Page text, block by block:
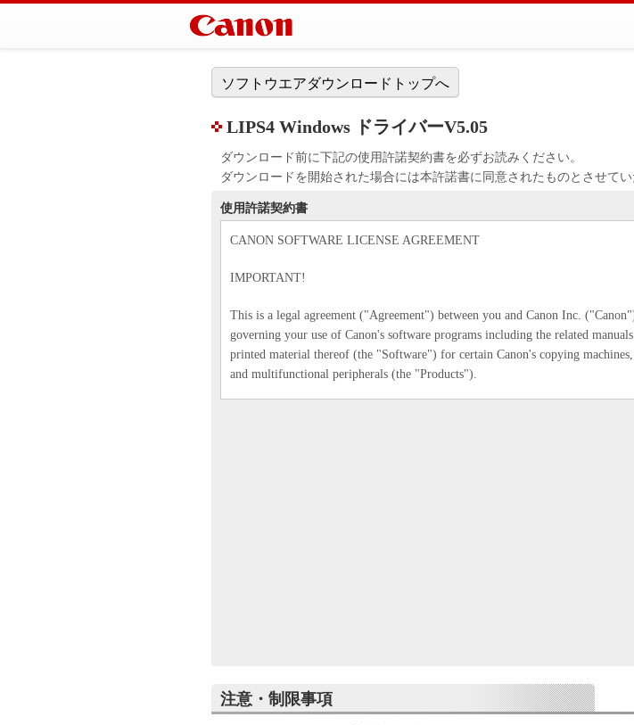
ソフトウエアダウンロードトップへ
LIPS4 Windows ドライバーV5.05
ダウンロード前に下記の使用許諾契約書を必ずお読みください。
ダウンロードを開始された場合には本許諾書に同意されたものとさせてい
使用許諾契約書
CANON SOFTWARE LICENSE AGREEMENT
IMPORTANT!
This is a legal agreement ("Agreement") between you and Canon Inc.
governing your use of Canon's software programs including the related
printed material thereof (the "Software") for certain Canon's copying
and multifunctional peripherals (the "Products").
other users of other computers connected to your Designated Computer to
Software, provided that you must assure that all such users shall abide by
注意・制限事項